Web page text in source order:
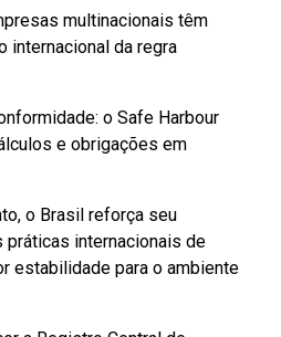
multinacionais têm
internacional da regra
o Safe Harbour
e obrigações em
o Brasil reforça seu
práticas internacionais de
estabilidade para o ambiente